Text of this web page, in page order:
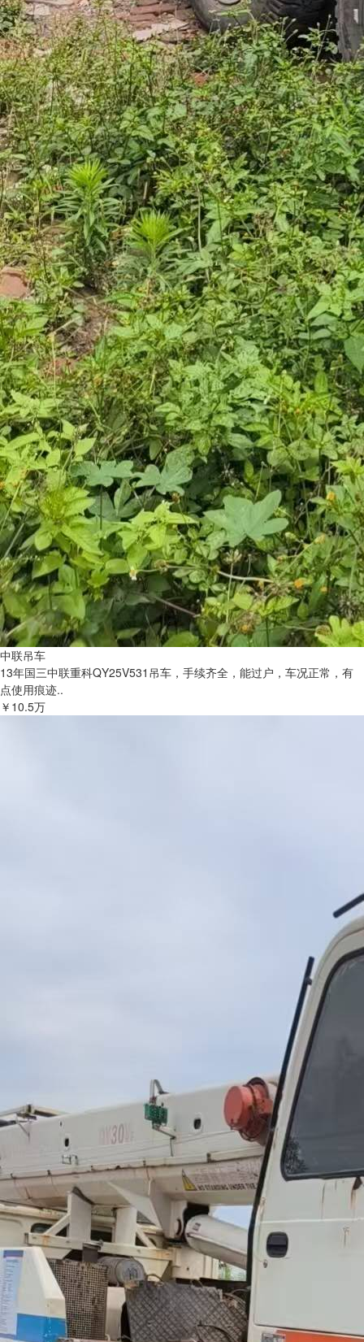
中联吊车
13年国三中联重科QY25V531吊车，手续齐全，能过户，车况正常，有
点使用痕迹..
￥10.5万